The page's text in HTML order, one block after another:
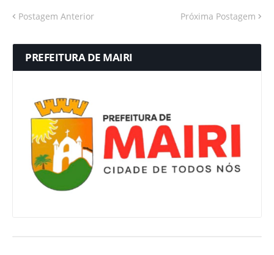
Postagem Anterior Próxima Postagem
PREFEITURA DE MAIRI